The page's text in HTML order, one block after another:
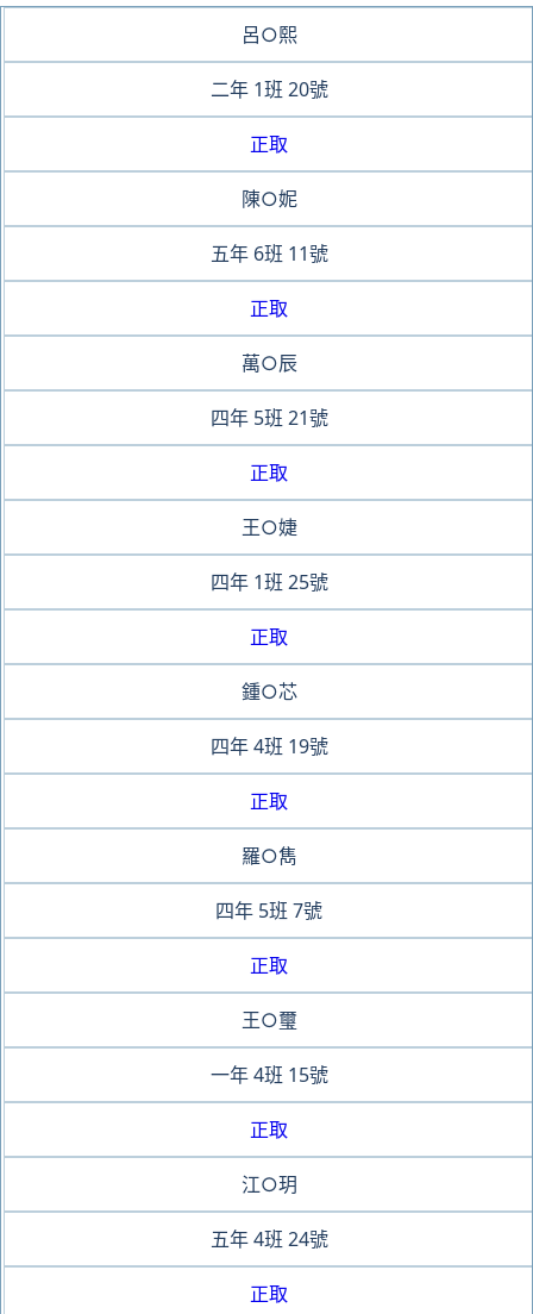
呂○熙
二年 1班 20號
正取
陳○妮
五年 6班 11號
正取
萬○辰
四年 5班 21號
正取
王○婕
四年 1班 25號
正取
鍾○芯
四年 4班 19號
正取
羅○雋
四年 5班 7號
正取
王○璽
一年 4班 15號
正取
江○玥
五年 4班 24號
正取